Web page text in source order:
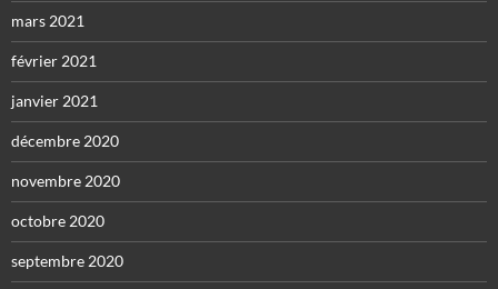
mars 2021
février 2021
janvier 2021
décembre 2020
novembre 2020
octobre 2020
septembre 2020